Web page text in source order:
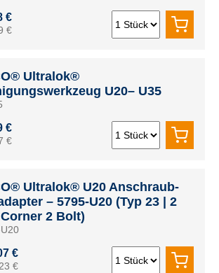
€
€
Ultralok®
U20– U35
€
€
Ultralok® U20 Anschraub-
– 5795-U20 (Typ 23 | 2
2 Bolt)
€
€